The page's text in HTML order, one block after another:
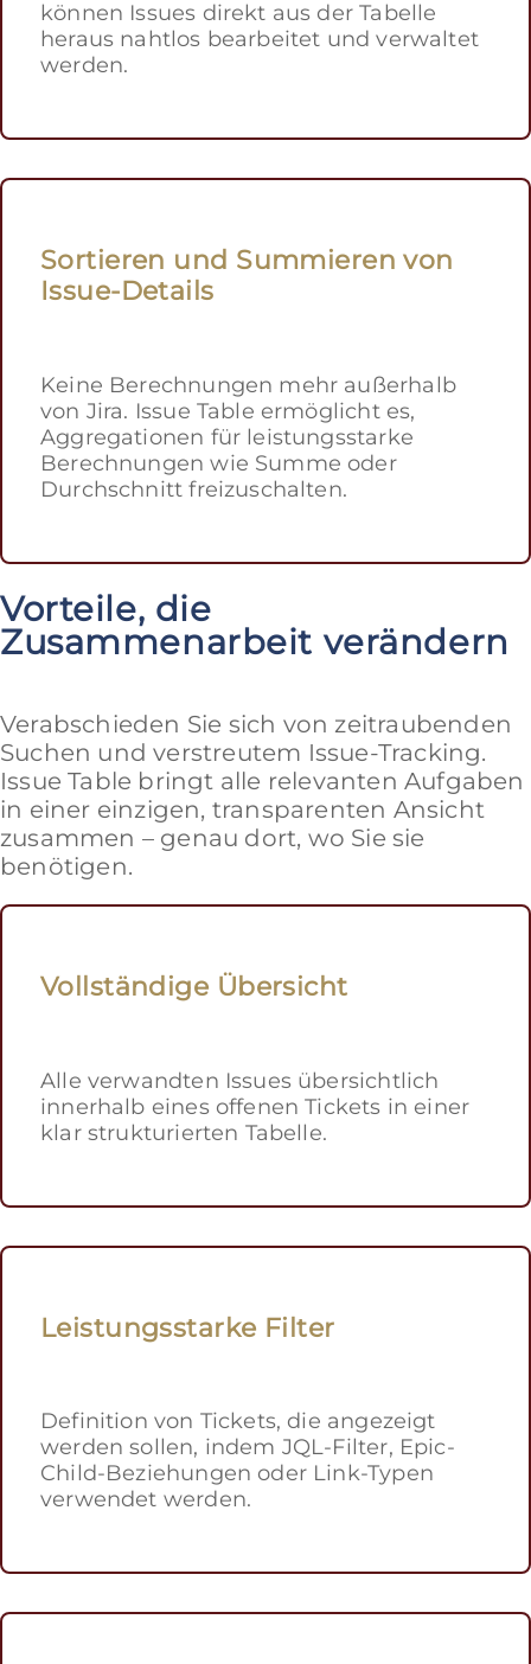
können Issues direkt aus der Tabelle
heraus nahtlos bearbeitet und verwaltet
werden.
Sortieren und Summieren von
Issue-Details
Keine Berechnungen mehr außerhalb
von Jira. Issue Table ermöglicht es,
Aggregationen für leistungsstarke
Berechnungen wie Summe oder
Durchschnitt freizuschalten.
Vorteile, die
Zusammenarbeit verändern
Verabschieden Sie sich von zeitraubenden
Suchen und verstreutem Issue-Tracking.
Issue Table bringt alle relevanten Aufgaben
in einer einzigen, transparenten Ansicht
zusammen – genau dort, wo Sie sie
benötigen.
Vollständige Übersicht
Alle verwandten Issues übersichtlich
innerhalb eines offenen Tickets in einer
klar strukturierten Tabelle.
Leistungsstarke Filter
Definition von Tickets, die angezeigt
werden sollen, indem JQL-Filter, Epic-
Child-Beziehungen oder Link-Typen
verwendet werden.